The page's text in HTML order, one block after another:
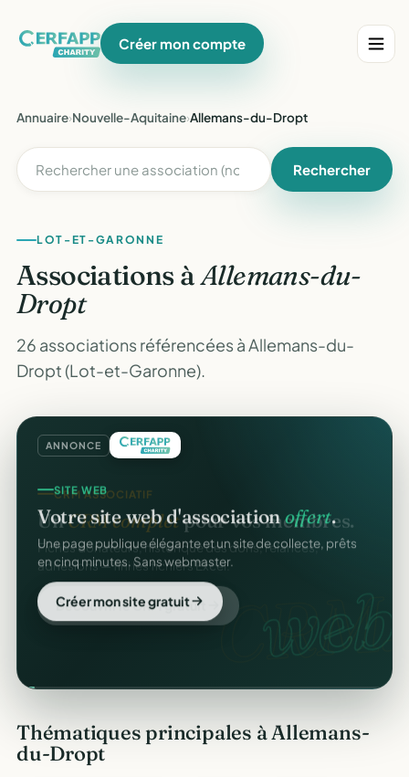
Créer mon compte
Annuaire›Nouvelle-Aquitaine›Allemans-du-Dropt
Rechercher
LOT-ET-GARONNE
Associations àAllemans-du-
Dropt
26 associations référencées à Allemans-du-
Dropt (Lot-et-Garonne).
ANNONCE
web.
SITE WEB
Votre site web d'associationoffert.
Une page publique élégante et un site de collecte, prêts
en cinq minutes. Sans webmaster.
Créer mon site gratuit
Thématiques principales à Allemans-
du-Dropt